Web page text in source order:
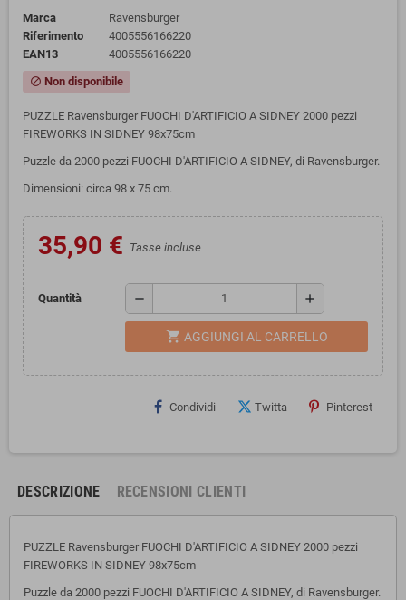
Marca
Ravensburger
Riferimento
4005556166220
EAN13
4005556166220
block Non disponibile
PUZZLE Ravensburger FUOCHI D'ARTIFICIO A SIDNEY 2000 pezzi
FIREWORKS IN SIDNEY 98x75cm
Puzzle da 2000 pezzi FUOCHI D'ARTIFICIO A SIDNEY, di Ravensburger.
Dimensioni: circa 98 x 75 cm.
35,90 € Tasse incluse
Quantità remove add
shopping_cart AGGIUNGI AL CARRELLO
Condividi Twitta Pinterest
DESCRIZIONE RECENSIONI CLIENTI
PUZZLE Ravensburger FUOCHI D'ARTIFICIO A SIDNEY 2000 pezzi
FIREWORKS IN SIDNEY 98x75cm
Puzzle da 2000 pezzi FUOCHI D'ARTIFICIO A SIDNEY, di Ravensburger.